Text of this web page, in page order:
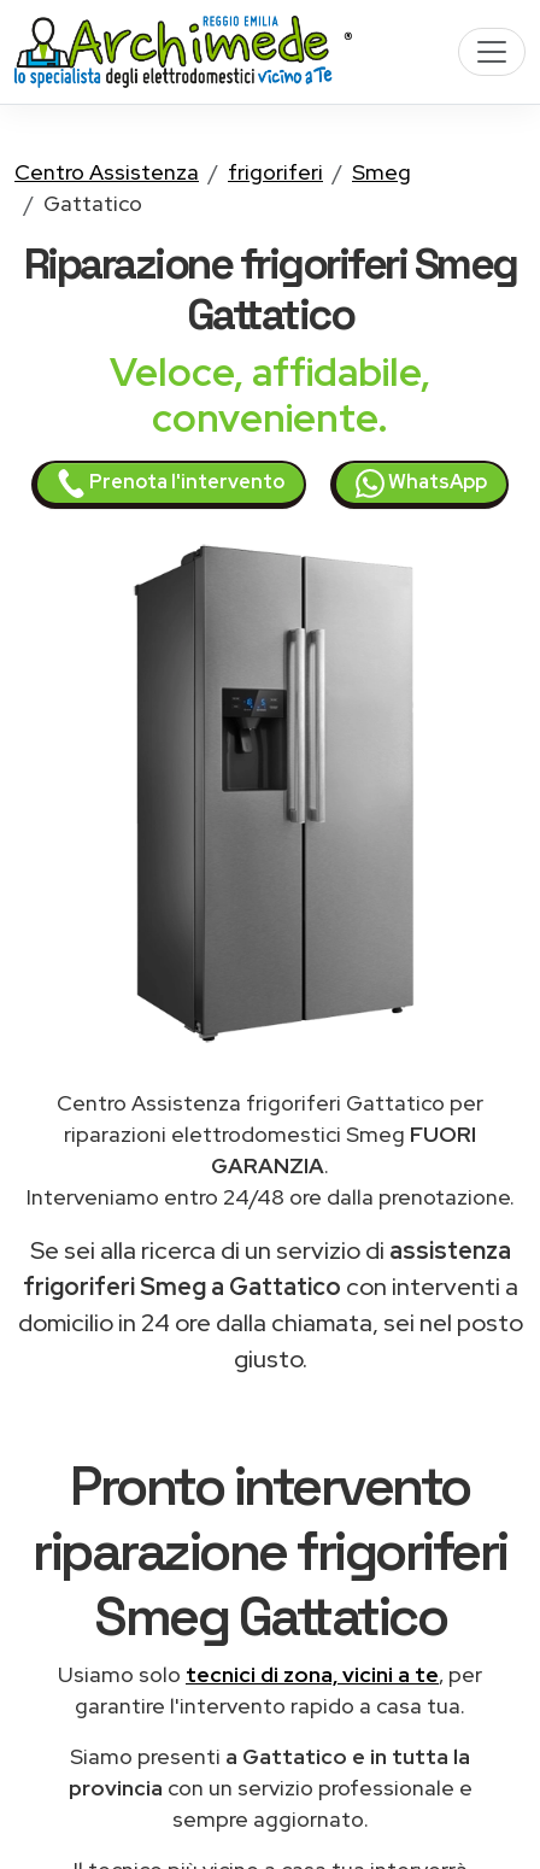
Centro Assistenza frigoriferi
Smeg
Gattatico
Riparazionefrigoriferi Smeg
Gattatico
Veloce, affidabile,
conveniente.
Prenota l'intervento WhatsApp
Centro Assistenza frigoriferi Gattatico per
riparazioni elettrodomestici Smeg FUORI
GARANZIA.
Interveniamo entro 24/48 ore dalla prenotazione.
Se sei alla ricerca di un servizio di assistenza
frigoriferi Smeg a Gattatico con interventi a
domicilio in 24 ore dalla chiamata, sei nel posto
giusto.
Pronto intervento
riparazione frigoriferi
Smeg Gattatico
Usiamo solo tecnici di zona, vicini a te, per
garantire l'intervento rapido a casa tua.
Siamo presenti a Gattatico e in tutta la
provincia con un servizio professionale e
sempre aggiornato.